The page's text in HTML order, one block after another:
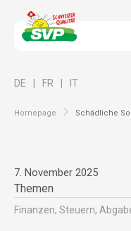
Homepage Schädliche
DE FR IT
7. November 2025
Themen
Finanzen, Steuern,